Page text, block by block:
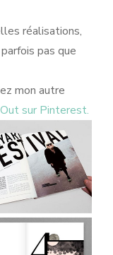
réalisations,
pas que
mon autre
sur Pinterest.